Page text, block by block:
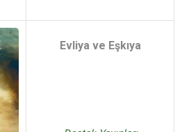
Evliya ve Eşkıya